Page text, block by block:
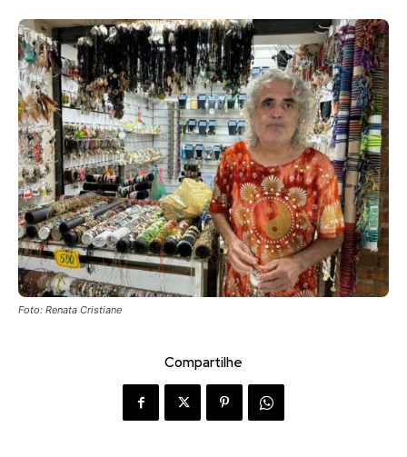
Foto: Renata Cristiane
Compartilhe